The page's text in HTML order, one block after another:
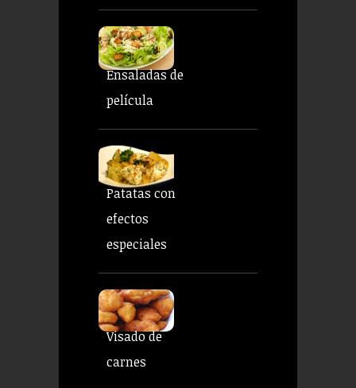
Ensaladas de
película
Patatas con
efectos
especiales
Visado de
carnes